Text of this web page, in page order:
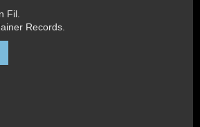
Fil.
Records.